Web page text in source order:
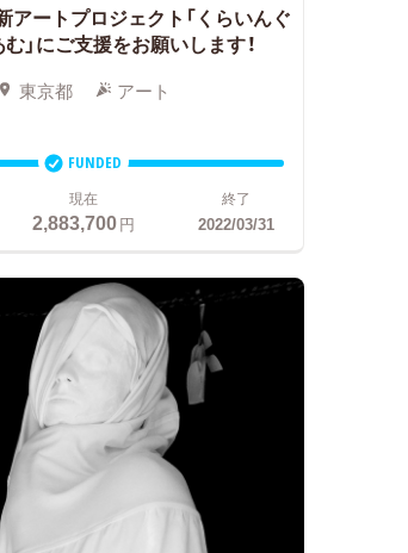
ートプロジェクト「くらいんぐ
」にご支援をお願いします！
東京都 アート
FUNDED
現在
2,883,700円
終了
2022/03/31